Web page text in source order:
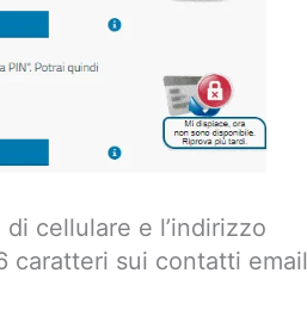
cellulare e l’indirizzo
caratteri sui contatti email